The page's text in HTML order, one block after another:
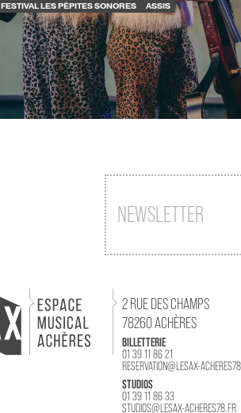
FESTIVAL LES PÉPITES SONORES ASSIS
NEWSLETTER
2 RUE DES CHAMPS
78260 ACHÈRES
BILLETTERIE
01 39 11 86 21
RESERVATION@LESAX-
STUDIOS
01 39 11 86 33
STUDIOS@LESAX-ACHERES78.FR